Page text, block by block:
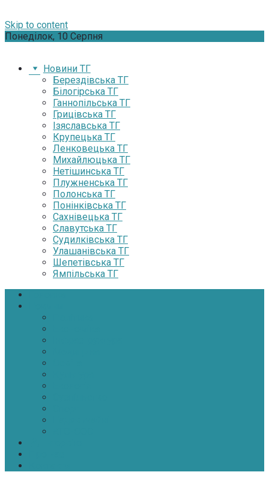
Skip to content
Понеділок, 10 Серпня
Новини ТГ
Берездівська ТГ
Білогірська ТГ
Ганнопільська ТГ
Грицівська ТГ
Ізяславська ТГ
Крупецька ТГ
Ленковецька ТГ
Михайлюцька ТГ
Нетішинська ТГ
Плужненська ТГ
Полонська ТГ
Понінківська ТГ
Сахнівецька ТГ
Славутська ТГ
Судилківська ТГ
Улашанівська ТГ
Шепетівська ТГ
Ямпільська ТГ